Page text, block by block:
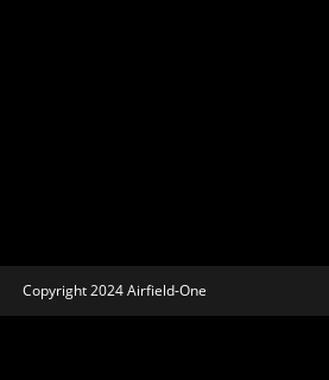
Copyright 2024 Airfield-One